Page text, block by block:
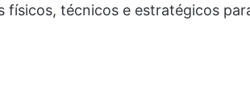
físicos, técnicos e estratégicos